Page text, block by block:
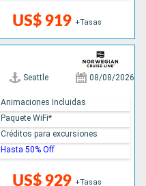
US$ 919 +Tasas
Seattle 08/08/2026
US$ 929 +Tasas
Animaciones Incluidas
Paquete WiFi*
Créditos para excursiones
Hasta 50% Off